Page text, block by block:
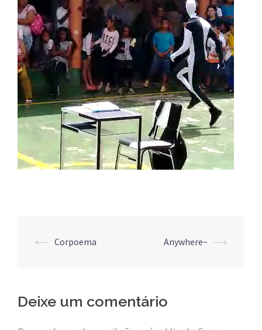
Post
⟵ Corpoema Anywhere~ ⟶
Deixe um comentário